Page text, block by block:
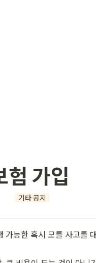
험 가입
기타 공지
가능한 혹시 모를 사고를